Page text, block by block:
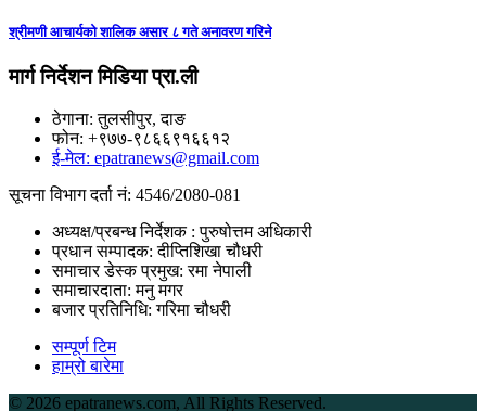
श्रीमणी आचार्यको शालिक असार ८ गते अनावरण गरिने
मार्ग निर्देशन मिडिया प्रा.ली
ठेगाना: तुलसीपुर, दाङ
फोन: +९७७-९८६६९१६६१२
ई-मेल: epatranews@gmail.com
सूचना विभाग दर्ता नं: 4546/2080-081
अध्यक्ष/प्रबन्ध निर्देशक : पुरुषोत्तम अधिकारी
प्रधान सम्पादक: दीप्तिशिखा चौधरी
समाचार डेस्क प्रमुख: रमा नेपाली
समाचारदाता: मनु मगर
बजार प्रतिनिधि: गरिमा चौधरी
सम्पूर्ण टिम
हाम्रो बारेमा
© 2026 epatranews.com, All Rights Reserved.